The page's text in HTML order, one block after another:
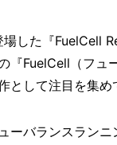
した『FuelCell
『FuelCell（フュ
として注目を集め
ーバランスラン